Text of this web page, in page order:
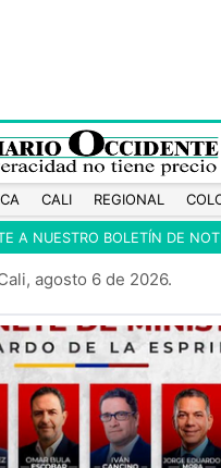
CALI REGIONAL
A NUESTRO BOLETÍN DE
agosto 6 de 2026.